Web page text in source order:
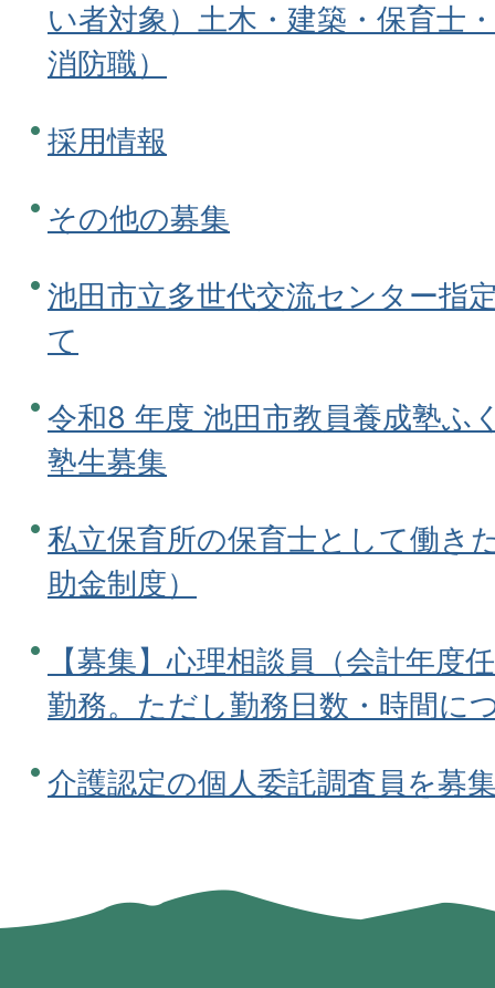
い者対象）土木・建築・保育士
消防職）
採用情報
その他の募集
池田市立多世代交流センター指
て
令和8 年度 池田市教員養成塾ふ
塾生募集
私立保育所の保育士として働き
助金制度）
【募集】心理相談員（会計年
勤務。ただし勤務日数・時間に
介護認定の個人委託調査員を募